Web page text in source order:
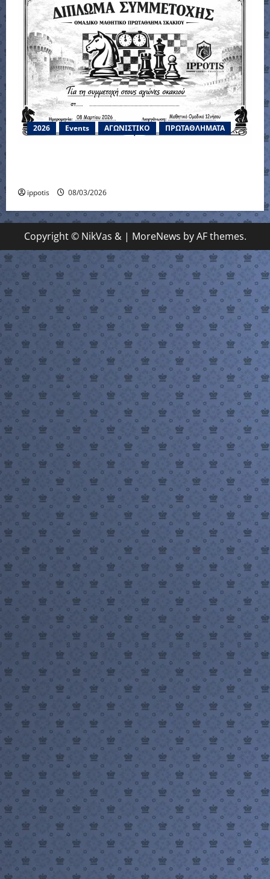
2026 Events ΑΓΩΝΙΣΤΙΚΟ ΠΡΩΤΑΘΛΗΜΑΤΑ
ippotis 08/03/2026
Copyright © NikVas & | MoreNews by AF themes.